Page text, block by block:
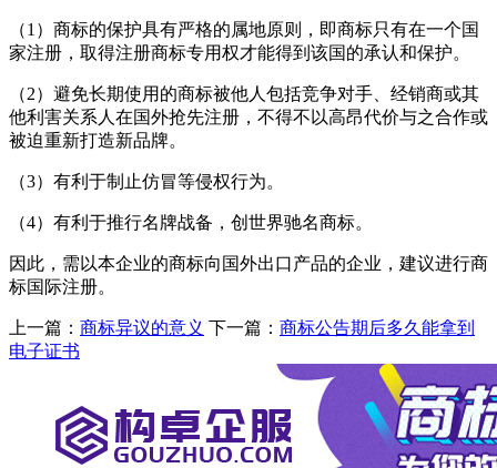
（1）商标的保护具有严格的属地原则，即商标只有在一个国
家注册，取得注册商标专用权才能得到该国的承认和保护。
（2）避免长期使用的商标被他人包括竞争对手、经销商或其
他利害关系人在国外抢先注册，不得不以高昂代价与之合作或
被迫重新打造新品牌。
（3）有利于制止仿冒等侵权行为。
（4）有利于推行名牌战备，创世界驰名商标。
因此，需以本企业的商标向国外出口产品的企业，建议进行商
标国际注册。
上一篇： 商标异议的意义 下一篇： 商标公告期后多久能拿到
电子证书